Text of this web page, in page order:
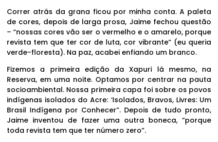
Correr atrás da grana ficou por minha conta. A paleta
de cores, depois de larga prosa, Jaime fechou questão
– “nossas cores vão ser o vermelho e o amarelo, porque
revista tem que ter cor de luta, cor vibrante” (eu queria
verde-floresta). Na paz, acabei enfiando um branco.
Fizemos a primeira edição da Xapuri lá mesmo, na
Reserva, em uma noite. Optamos por centrar na pauta
socioambiental. Nossa primeira capa foi sobre os povos
indígenas isolados do Acre: ‘Isolados, Bravos, Livres: Um
Brasil Indígena por Conhecer”. Depois de tudo pronto,
Jaime inventou de fazer uma outra boneca, “porque
toda revista tem que ter número zero”.